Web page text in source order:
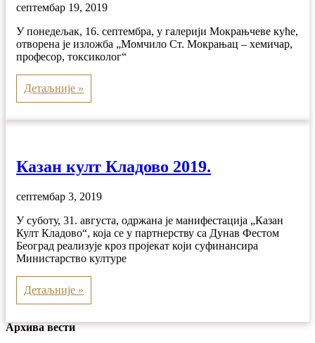
септембар 19, 2019
У понедељак, 16. септембра, у галерији Мокрањчеве куће,
отворена је изложба „Момчило Ст. Мокрањац – хемичар,
професор, токсиколог“
Детаљније »
Казан култ Кладово 2019.
септембар 3, 2019
У суботу, 31. августа, одржана je манифестација „Казан
Култ Кладово“, која се у партнерству са Дунав Фестом
Београд реализује кроз пројекат који суфинансира
Министарство културе
Детаљније »
Архива вести